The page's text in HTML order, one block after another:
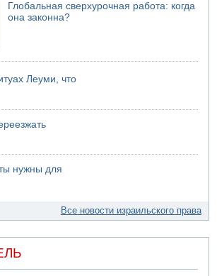
Глобальная сверхурочная работа: когда
она законна?
Леуми, что
нужны для
Все новости израильского права